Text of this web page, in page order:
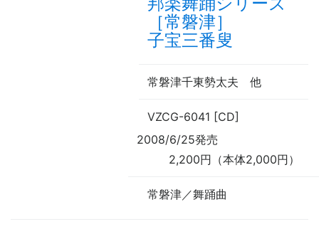
［常磐津］
子宝三番叟
常磐津千東勢太夫 他
VZCG-6041 [CD]
2008/6/25発売
2,200円（本体2,000円）
常磐津／舞踊曲